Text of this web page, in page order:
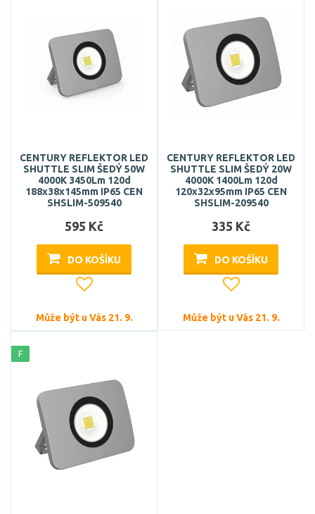
CENTURY REFLEKTOR LED
SHUTTLE SLIM ŠEDÝ 50W
4000K 3450Lm 120d
188x38x145mm IP65 CEN
SHSLIM-509540
595 Kč
DO KOŠÍKU
Může být u Vás 21. 9.
CENTURY REFLEKTOR LED
SHUTTLE SLIM ŠEDÝ 20W
4000K 1400Lm 120d
120x32x95mm IP65 CEN
SHSLIM-209540
335 Kč
DO KOŠÍKU
Může být u Vás 21. 9.
F